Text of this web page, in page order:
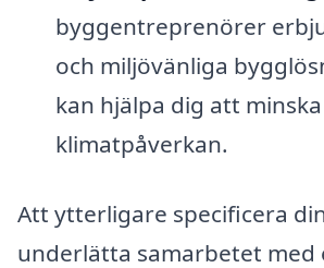
byggentreprenörer
och miljövänliga
kan hjälpa dig att
klimatpåverkan.
Att ytterligare specificera
underlätta samarbetet med